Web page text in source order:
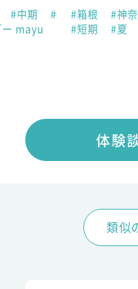
#中期
#
ー mayu
#箱根 #神
#短期
#夏
体験
類似